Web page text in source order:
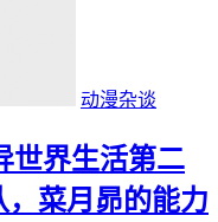
动漫杂谈
世界生活第二
菜月昴的能力